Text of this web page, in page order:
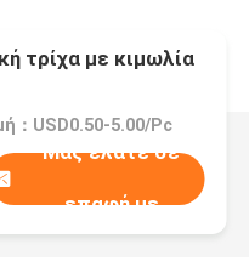
τρίχα με κιμωλία
：USD0.50-5.00/Pc
Μας ελάτε σε
επαφή με